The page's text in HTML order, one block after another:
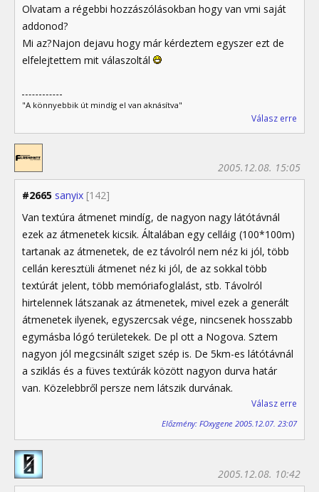
Olvatam a régebbi hozzászólásokban hogy van vmi saját
addonod?
Mi az?Najon dejavu hogy már kérdeztem egyszer ezt de
elfelejtettem mit válaszoltál
"A könnyebbik út mindíg el van aknásítva"
Válasz erre
#2665 sanyix [142]
2005.12.08. 15:05
Van textúra átmenet mindíg, de nagyon nagy látótávnál
ezek az átmenetek kicsik. Általában egy celláig (100*100m)
tartanak az átmenetek, de ez távolról nem néz ki jól, több
cellán keresztüli átmenet néz ki jól, de az sokkal több
textúrát jelent, több memóriafoglalást, stb. Távolról
hirtelennek látszanak az átmenetek, mivel ezek a generált
átmenetek ilyenek, egyszercsak vége, nincsenek hosszabb
egymásba lógó területekek. De pl ott a Nogova. Sztem
nagyon jól megcsinált sziget szép is. De 5km-es látótávnál
a sziklás és a füves textúrák között nagyon durva határ
van. Közelebbről persze nem látszik durvának.
Válasz erre
Előzmény: FOxygene 2005.12.07. 23:07
2005.12.08. 10:42